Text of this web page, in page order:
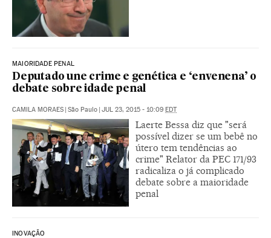
MAIORIDADE PENAL
Deputado une crime e genética e ‘envenena’ o
debate sobre idade penal
CAMILA MORAES | São Paulo | JUL 23, 2015 - 10:09 EDT
Laerte Bessa diz que "será
possível dizer se um bebê no
útero tem tendências ao
crime" Relator da PEC 171/93
radicaliza o já complicado
debate sobre a maioridade
penal
INOVAÇÃO